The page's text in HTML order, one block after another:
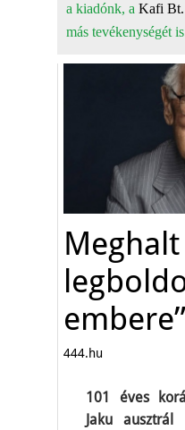
a kiadónk, a Kafi Bt.
más tevékenységét
embere”
444.hu
101 éves
Jaku ausztrál